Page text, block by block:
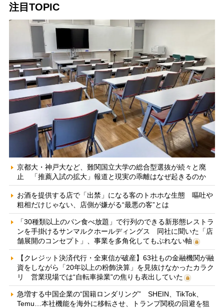
注目TOPIC
京都大・神戸大など、難関国立大学の総合型選抜が続々と廃
止 「推薦入試の拡大」報道と現実の乖離はなぜ起きるのか
お酒を提供する店で「出禁」になる客のトホホな生態 嘔吐や
粗相だけじゃない、店側が嫌がる“最悪の客”とは
「30種類以上のパン食べ放題」で行列のできる新形態レストラ
ンを手掛けるサンマルクホールディングス 同社に聞いた「店
舗展開のコンセプト」、事業を多角化してもぶれない軸
【クレジット決済代行・全東信が破産】63社もの金融機関が融
資をしながら「20年以上の粉飾決算」を見抜けなかったカラク
リ 営業現場では“自転車操業”の焦りも表出していた
急増する中国企業の“国籍ロンダリング” SHEIN、TikTok、
Temu…本社機能を海外に移転させ、トランプ関税の回避を狙